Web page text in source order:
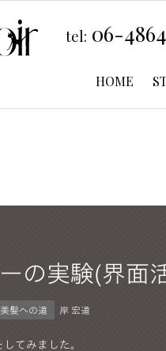
tel: 06-
HOME
の実験(界面
髪への道 岸 宏道
てみました。